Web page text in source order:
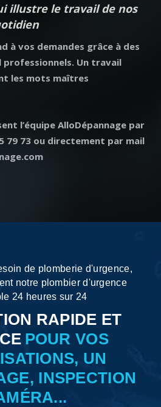
illustre le travail de nos
à vos demandes grâce à des
Un travail
les mots maîtres
l’équipe AlloDépannage par
79 73 ou directement par mail
de plomberie d'urgence,
notre plombier d'urgence
24 heures sur 24
RAPIDE ET
POUR VOS
UN
INSPECTION